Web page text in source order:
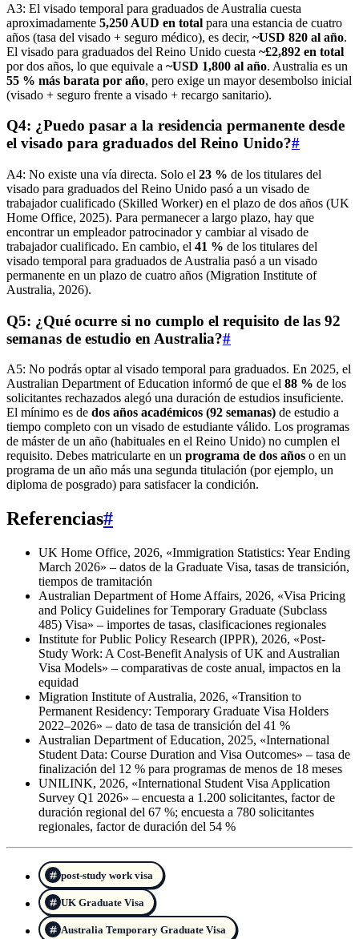
A3: El visado temporal para graduados de Australia cuesta
aproximadamente 5,250 AUD en total para una estancia de cuatro
años (tasa del visado + seguro médico), es decir, ~USD 820 al año.
El visado para graduados del Reino Unido cuesta ~£2,892 en total
por dos años, lo que equivale a ~USD 1,800 al año. Australia es un
55 % más barata por año, pero exige un mayor desembolso inicial
(visado + seguro frente a visado + recargo sanitario).
Q4: ¿Puedo pasar a la residencia permanente desde
el visado para graduados del Reino Unido?#
A4: No existe una vía directa. Solo el 23 % de los titulares del
visado para graduados del Reino Unido pasó a un visado de
trabajador cualificado (Skilled Worker) en el plazo de dos años (UK
Home Office, 2025). Para permanecer a largo plazo, hay que
encontrar un empleador patrocinador y cambiar al visado de
trabajador cualificado. En cambio, el 41 % de los titulares del
visado temporal para graduados de Australia pasó a un visado
permanente en un plazo de cuatro años (Migration Institute of
Australia, 2026).
Q5: ¿Qué ocurre si no cumplo el requisito de las 92
semanas de estudio en Australia?#
A5: No podrás optar al visado temporal para graduados. En 2025, el
Australian Department of Education informó de que el 88 % de los
solicitantes rechazados alegó una duración de estudios insuficiente.
El mínimo es de dos años académicos (92 semanas) de estudio a
tiempo completo con un visado de estudiante válido. Los programas
de máster de un año (habituales en el Reino Unido) no cumplen el
requisito. Debes matricularte en un programa de dos años o en un
programa de un año más una segunda titulación (por ejemplo, un
diploma de posgrado) para satisfacer la condición.
Referencias#
UK Home Office, 2026, «Immigration Statistics: Year Ending
March 2026» – datos de la Graduate Visa, tasas de transición,
tiempos de tramitación
Australian Department of Home Affairs, 2026, «Visa Pricing
and Policy Guidelines for Temporary Graduate (Subclass
485) Visa» – importes de tasas, clasificaciones regionales
Institute for Public Policy Research (IPPR), 2026, «Post-
Study Work: A Cost-Benefit Analysis of UK and Australian
Visa Models» – comparativas de coste anual, impactos en la
equidad
Migration Institute of Australia, 2026, «Transition to
Permanent Residency: Temporary Graduate Visa Holders
2022–2026» – dato de tasa de transición del 41 %
Australian Department of Education, 2025, «International
Student Data: Course Duration and Visa Outcomes» – tasa de
finalización del 12 % para programas de menos de 18 meses
UNILINK, 2026, «International Student Visa Application
Survey Q1 2026» – encuesta a 1.200 solicitantes, factor de
duración regional del 67 %; encuesta a 780 solicitantes
regionales, factor de duración del 54 %
post-study work visa
UK Graduate Visa
Australia Temporary Graduate Visa